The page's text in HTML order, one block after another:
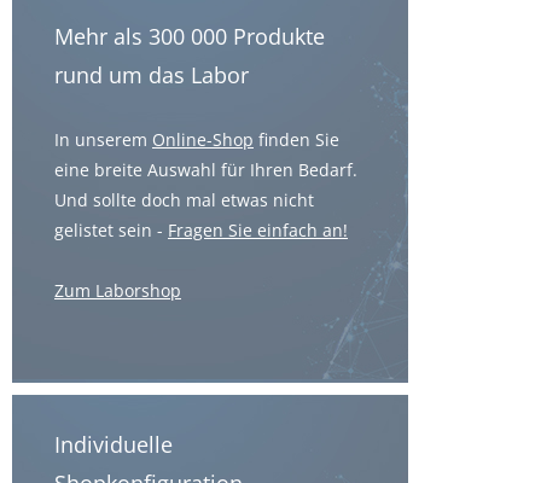
Mehr als 300 000 Produkte
rund um das Labor
In unserem Online-Shop finden Sie
eine breite Auswahl für Ihren Bedarf.
Und sollte doch mal etwas nicht
gelistet sein - Fragen Sie einfach an!
Zum Laborshop
Individuelle